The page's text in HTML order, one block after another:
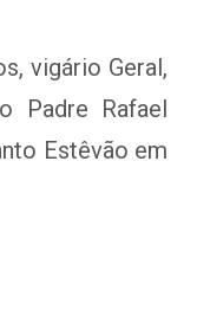
vigário Geral,
Padre Rafael
Estêvão em